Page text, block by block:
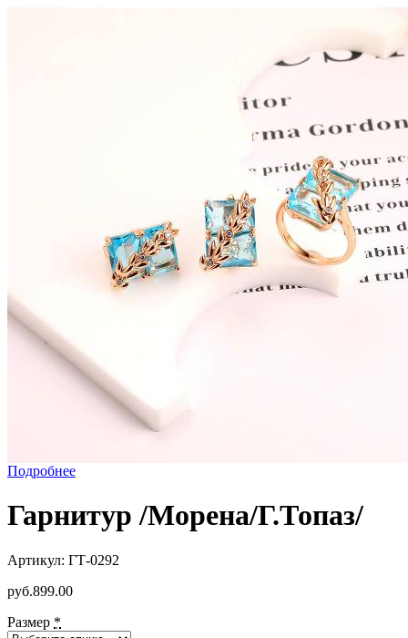
Подробнее
Гарнитур /Морена/Г.Топаз/
Артикул: ГТ-0292
руб.899.00
Размер *